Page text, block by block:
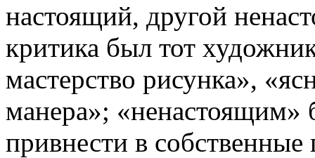
настоящий, другой
критика был тот
мастерство рисунка»,
манера»; «ненастоящим»
привнести в